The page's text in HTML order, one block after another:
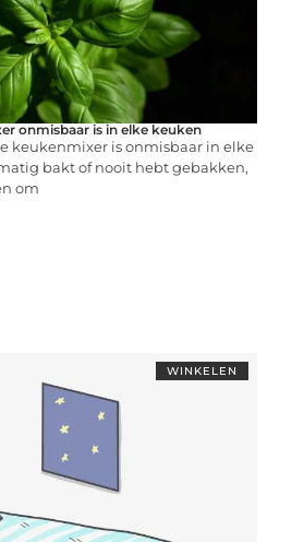
onmisbaar is in elke keuken
keukenmixer is onmisbaar in elke
bakt of nooit hebt gebakken,
om
WINKELEN